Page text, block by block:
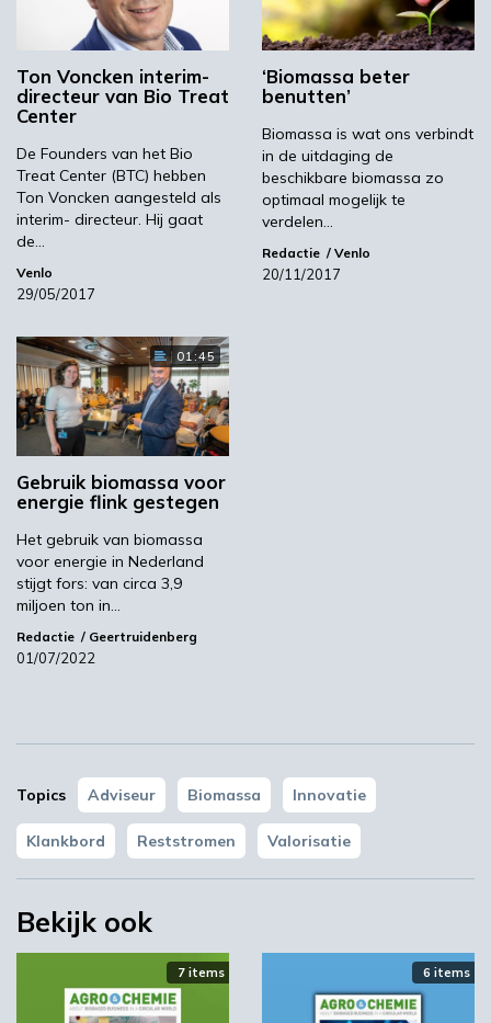
Volgende
CO2 uit hoogovens Gent wordt grondstof voor
bio-ethanol
Meest gelezen
producten’
Ton Voncken interim-
directeur van Bio Treat
Center
De Founders van het Bio
Treat Center (BTC) hebben
Ton Voncken aangesteld als
interim- directeur. Hij gaat
de…
Venlo
29/05/2017
‘Biomassa beter
benutten’
Biomassa is wat ons verbindt
in de uitdaging de
beschikbare biomassa zo
optimaal mogelijk te
verdelen…
Redactie Venlo
20/11/2017
01:45
Gebruik biomassa voor
energie flink gestegen
Het gebruik van biomassa
voor energie in Nederland
stijgt fors: van circa 3,9
miljoen ton in…
Redactie Geertruidenberg
01/07/2022
Topics Adviseur Biomassa Innovatie
Klankbord Reststromen Valorisatie
Bekijk ook
7 items 6 items